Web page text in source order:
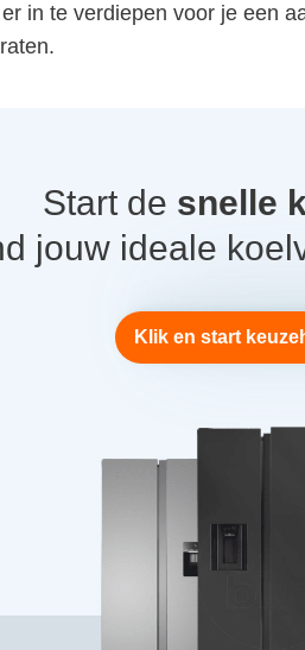
in te verdiepen voor je een
Start de snelle
jouw ideale
Klik en start